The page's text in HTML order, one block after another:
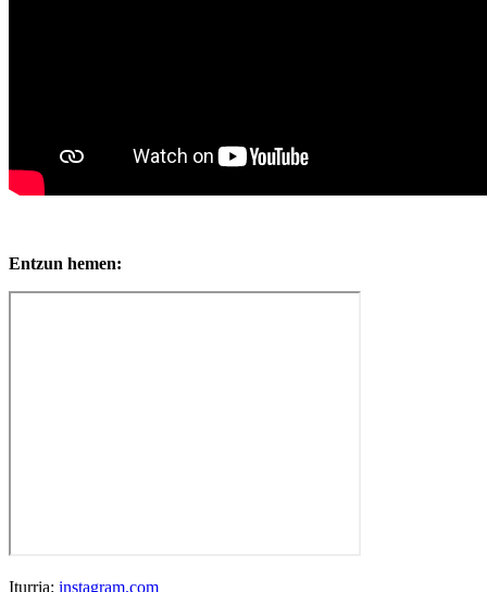
Entzun hemen:
Iturria: instagram.com